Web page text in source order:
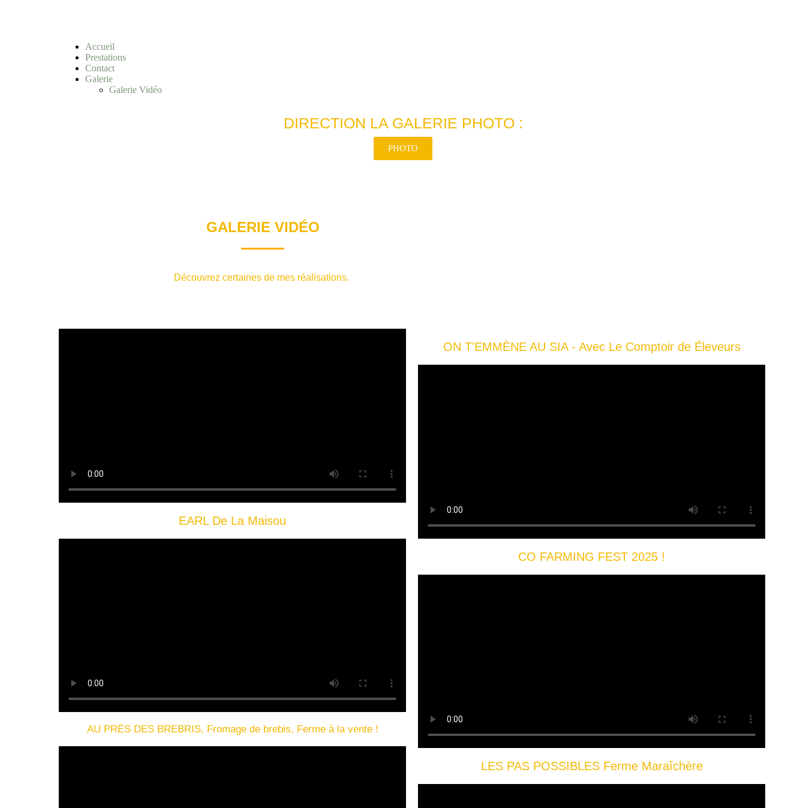
Accueil
Prestations
Contact
Galerie
Galerie Vidéo
DIRECTION LA GALERIE PHOTO :
PHOTO
GALERIE VIDÉO
Découvrez certaines de mes réalisations.
EARL De La Maisou
AU PRÈS DES BREBRIS, Fromage de brebis, Ferme à la vente !
ON T'EMMÈNE AU SIA - Avec Le Comptoir de Éleveurs
CO FARMING FEST 2025 !
LES PAS POSSIBLES Ferme Maraîchère